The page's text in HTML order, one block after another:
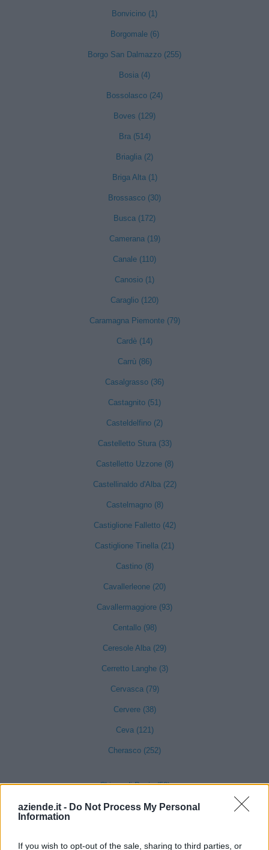
aziende.it - Do Not Process My Personal
Information
If you wish to opt-out of the sale, sharing to third parties, or
Bonvicino (1)
Borgomale (6)
Borgo San Dalmazzo (255)
Bosia (4)
Bossolasco (24)
Boves (129)
Bra (514)
Briaglia (2)
Briga Alta (1)
Brossasco (30)
Busca (172)
Camerana (19)
Canale (110)
Canosio (1)
Caraglio (120)
Caramagna Piemonte (79)
Cardè (14)
Carrù (86)
Casalgrasso (36)
Castagnito (51)
Casteldelfino (2)
Castelletto Stura (33)
Castelletto Uzzone (8)
Castellinaldo d'Alba (22)
Castelmagno (8)
Castiglione Falletto (42)
Castiglione Tinella (21)
Castino (8)
Cavallerleone (20)
Cavallermaggiore (93)
Centallo (98)
Ceresole Alba (29)
Cerretto Langhe (3)
Cervasca (79)
Cervere (38)
Ceva (121)
Cherasco (252)
Chiusa di Pesio (58)
Cigliè (2)
Clavesana (15)